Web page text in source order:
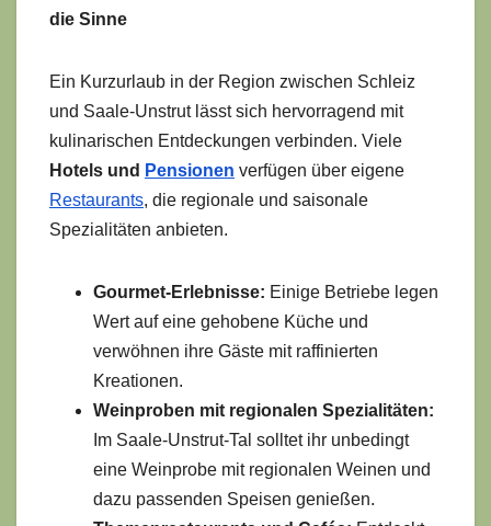
die Sinne
Ein Kurzurlaub in der Region zwischen Schleiz
und Saale-Unstrut lässt sich hervorragend mit
kulinarischen Entdeckungen verbinden. Viele
Hotels und Pensionen verfügen über eigene
Restaurants, die regionale und saisonale
Spezialitäten anbieten.
Gourmet-Erlebnisse: Einige Betriebe legen
Wert auf eine gehobene Küche und
verwöhnen ihre Gäste mit raffinierten
Kreationen.
Weinproben mit regionalen Spezialitäten:
Im Saale-Unstrut-Tal solltet ihr unbedingt
eine Weinprobe mit regionalen Weinen und
dazu passenden Speisen genießen.